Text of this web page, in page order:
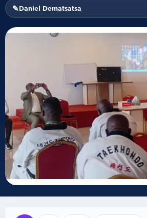
✎Daniel Dematsatsa